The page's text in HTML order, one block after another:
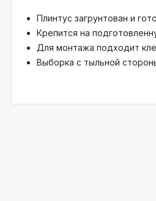
Плинтус загрунтован и
Крепится на
Для монтажа подходит
Выборка с тыльной